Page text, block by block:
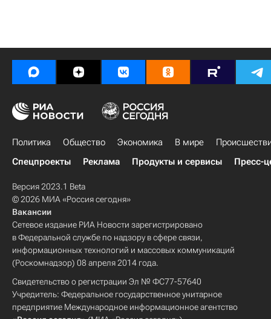
Политика Общество Экономика В мире
Спецпроекты
Реклама Продукты и сервисы Пресс-
Версия 2023.1 Beta
© 2026 МИА «Россия сегодня»
Вакансии
Сетевое издание РИА Новости зарегистрировано
в Федеральной службе по надзору в сфере связи,
информационных технологий и массовых коммуникаций
(Роскомнадзор) 08 апреля 2014 года.
Свидетельство о регистрации Эл № ФС77-57640
Учредитель: Федеральное государственное унитарное
предприятие Международное информационное агентство